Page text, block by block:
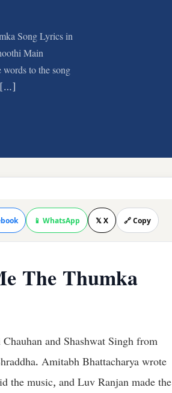
Song Lyrics in
Main
to the song
[…]
📱 WhatsApp 𝕏 X 🔗 Copy
The Thumka
and Shashwat Singh from
Amitabh Bhattacharya wrote
the music, and Luv Ranjan made the